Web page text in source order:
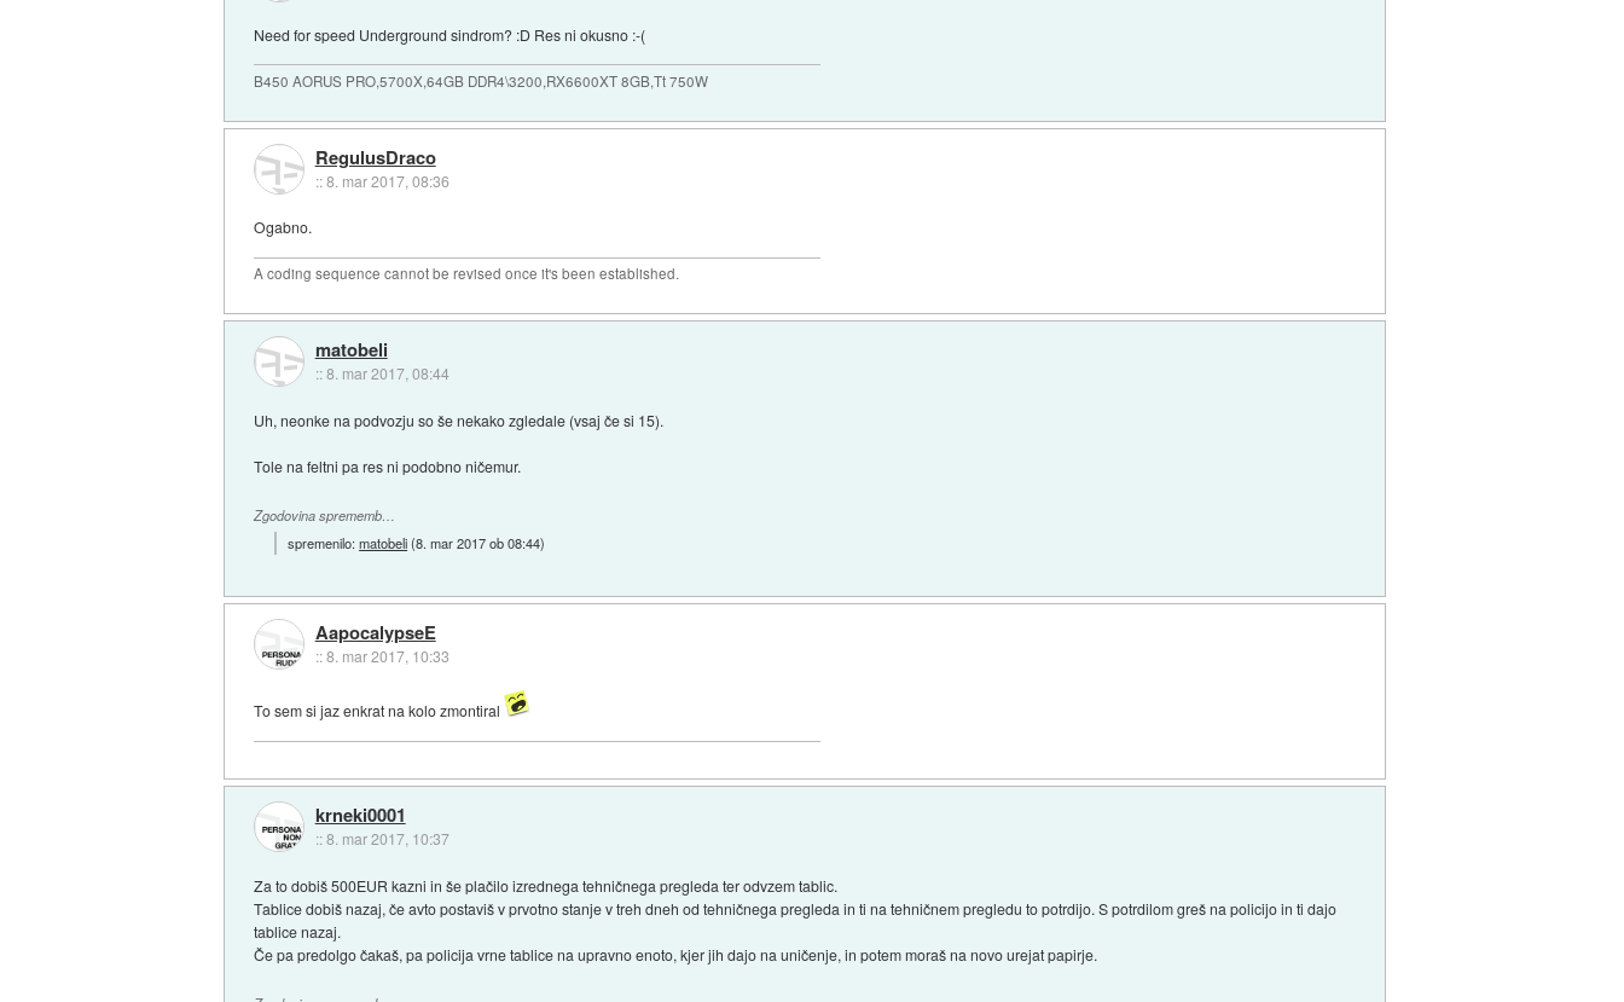
Need for speed Underground sindrom? :D Res ni okusno :-(
B450 AORUS PRO,5700X,64GB DDR4\3200,RX6600XT 8GB,Tt 750W
RegulusDraco
::8. mar 2017, 08:36
Ogabno.
A coding sequence cannot be revised once it's been established.
matobeli
::8. mar 2017, 08:44
Uh, neonke na podvozju so še nekako zgledale (vsaj če si 15).
Tole na feltni pa res ni podobno ničemur.
Zgodovina sprememb…
spremenilo:matobeli(8. mar 2017 ob 08:44)
AapocalypseE
::8. mar 2017, 10:33
To sem si jaz enkrat na kolo zmontiral
krneki0001
::8. mar 2017, 10:37
Za to dobiš 500EUR kazni in še plačilo izrednega tehničnega pregleda ter odvzem tablic.
Tablice dobiš nazaj, če avto postaviš v prvotno stanje v treh dneh od tehničnega pregleda in ti na tehničnem pregledu to potrdijo. S potrdilom greš na policijo in ti dajo
tablice nazaj.
Če pa predolgo čakaš, pa policija vrne tablice na upravno enoto, kjer jih dajo na uničenje, in potem moraš na novo urejat papirje.